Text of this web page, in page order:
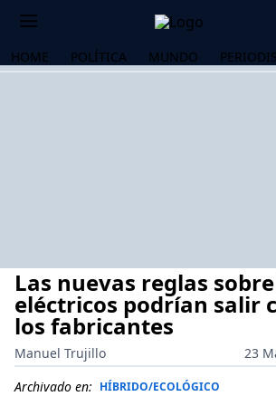
HOME POLÍTICA MUNDO
Las nuevas reglas
eléctricos podrían salir
los fabricantes
Manuel Trujillo
23
Archivado en: HÍBRIDO/ECOLÓGICO